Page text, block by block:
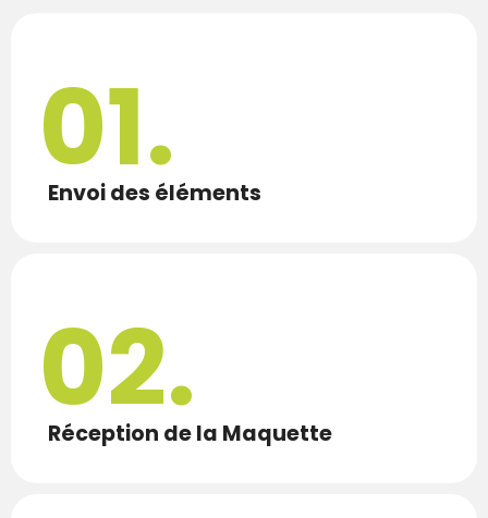
01.
Envoi des éléments
02.
Réception de la Maquette